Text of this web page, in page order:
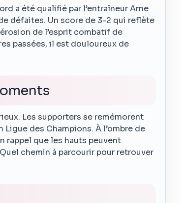
a été qualifié par l’entraîneur Arne
défaites. Un score de 3-2 qui reflète
de l’esprit combatif de
passées, il est douloureux de
Les supporters se remémorent
des Champions. À l’ombre de
rappel que les hauts peuvent
chemin à parcourir pour retrouver